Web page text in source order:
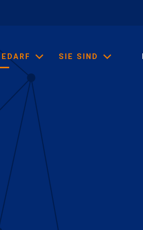
SIE SIND